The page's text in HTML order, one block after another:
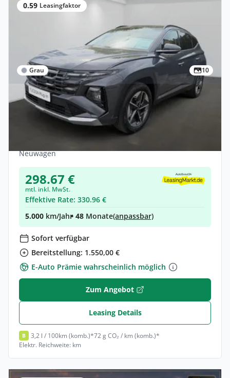
0.59 Leasingfaktor
Grau 10
Privat
Hyundai TUCSON Trend 1.6 T-GDI Plug-in-
Hybrid (Velbert)
Automatik •252 PS (185 kW)
Neuwagen
298.67 €
mtl. inkl. MwSt.
Effektive Rate: 330.96 €
5.000 km/Jahr• 48 Monate(anpassbar)
Sofort verfügbar
Bereitstellung: 1.550,00 €
E-Auto Prämie wahrscheinlich möglich
Zum Angebot
Leasing Details
B 3,2 l / 100km (komb.)*72 g CO₂ / km (komb.)*
Elektr. Reichweite: km